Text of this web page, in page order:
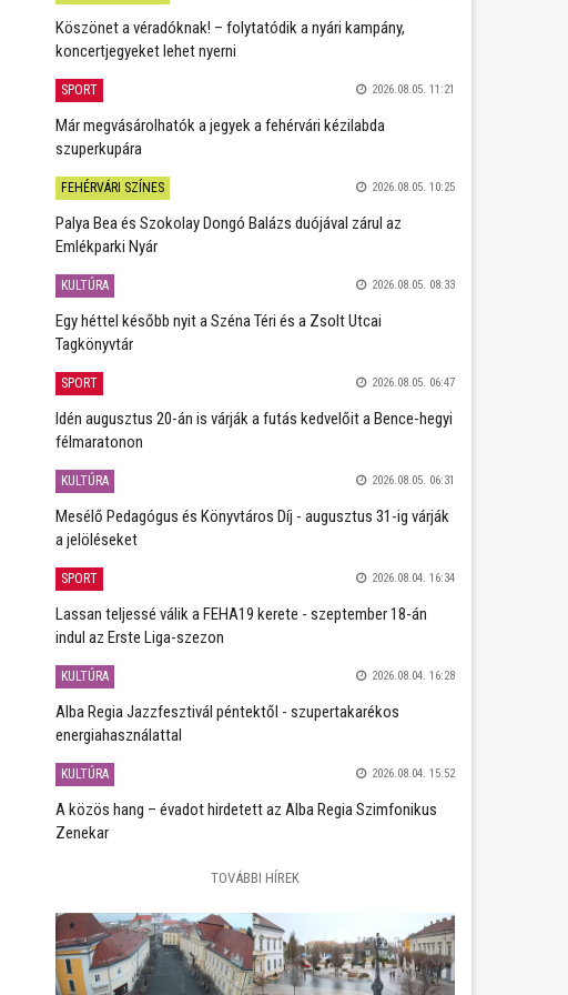
Köszönet a véradóknak! – folytatódik a nyári kampány,
koncertjegyeket lehet nyerni
SPORT 2026.08.05. 11:21
Már megvásárolhatók a jegyek a fehérvári kézilabda
szuperkupára
FEHÉRVÁRI SZÍNES 2026.08.05. 10:25
Palya Bea és Szokolay Dongó Balázs duójával zárul az
Emlékparki Nyár
KULTÚRA 2026.08.05. 08:33
Egy héttel később nyit a Széna Téri és a Zsolt Utcai
Tagkönyvtár
SPORT 2026.08.05. 06:47
Idén augusztus 20-án is várják a futás kedvelőit a Bence-hegyi
félmaratonon
KULTÚRA 2026.08.05. 06:31
Mesélő Pedagógus és Könyvtáros Díj - augusztus 31-ig várják
a jelöléseket
SPORT 2026.08.04. 16:34
Lassan teljessé válik a FEHA19 kerete - szeptember 18-án
indul az Erste Liga-szezon
KULTÚRA 2026.08.04. 16:28
Alba Regia Jazzfesztivál péntektől - szupertakarékos
energiahasználattal
KULTÚRA 2026.08.04. 15:52
A közös hang – évadot hirdetett az Alba Regia Szimfonikus
Zenekar
TOVÁBBI HÍREK